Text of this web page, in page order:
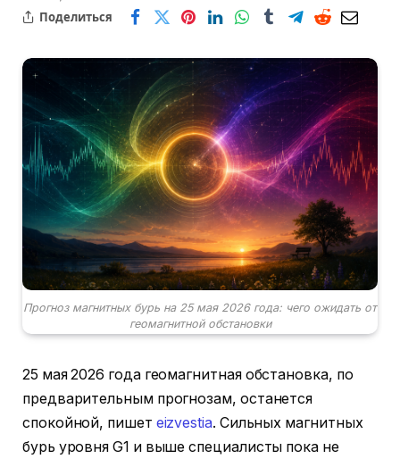
Поделиться
Прогноз магнитных бурь на 25 мая 2026 года: чего ожидать от
геомагнитной обстановки
25 мая 2026 года геомагнитная обстановка, по
предварительным прогнозам, останется
спокойной, пишет eizvestia. Сильных магнитных
бурь уровня G1 и выше специалисты пока не